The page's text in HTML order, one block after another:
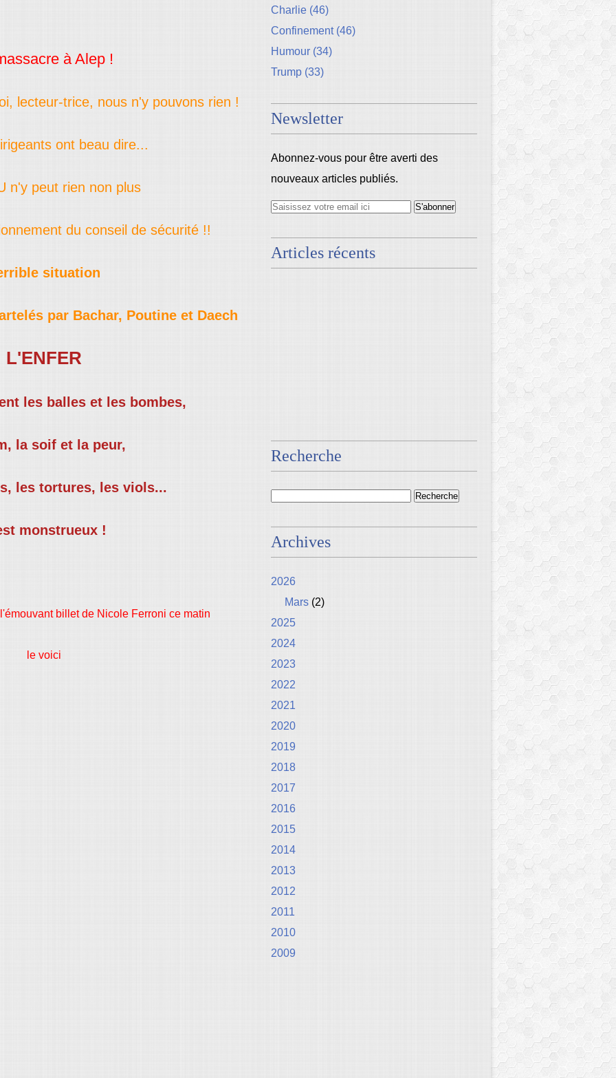
à Alep !
lecteur-trice, nous n'y pouvons rien !
ont beau dire...
n'y peut rien non plus
du conseil de sécurité !!
situation
par Bachar, Poutine et Daech
L'ENFER
les balles et les bombes,
la soif et la peur,
les tortures, les viols...
monstrueux !
billet de Nicole Ferroni ce matin
le voici
Charlie (46)
Confinement(46)
Humour (34)
Trump (33)
Newsletter
Abonnez-vous pour être averti des
nouveaux articles publiés.
Articles récents
Recherche
Archives
2026
Mars (2)
2025
2024
2023
2022
2021
2020
2019
2018
2017
2016
2015
2014
2013
2012
2011
2010
2009